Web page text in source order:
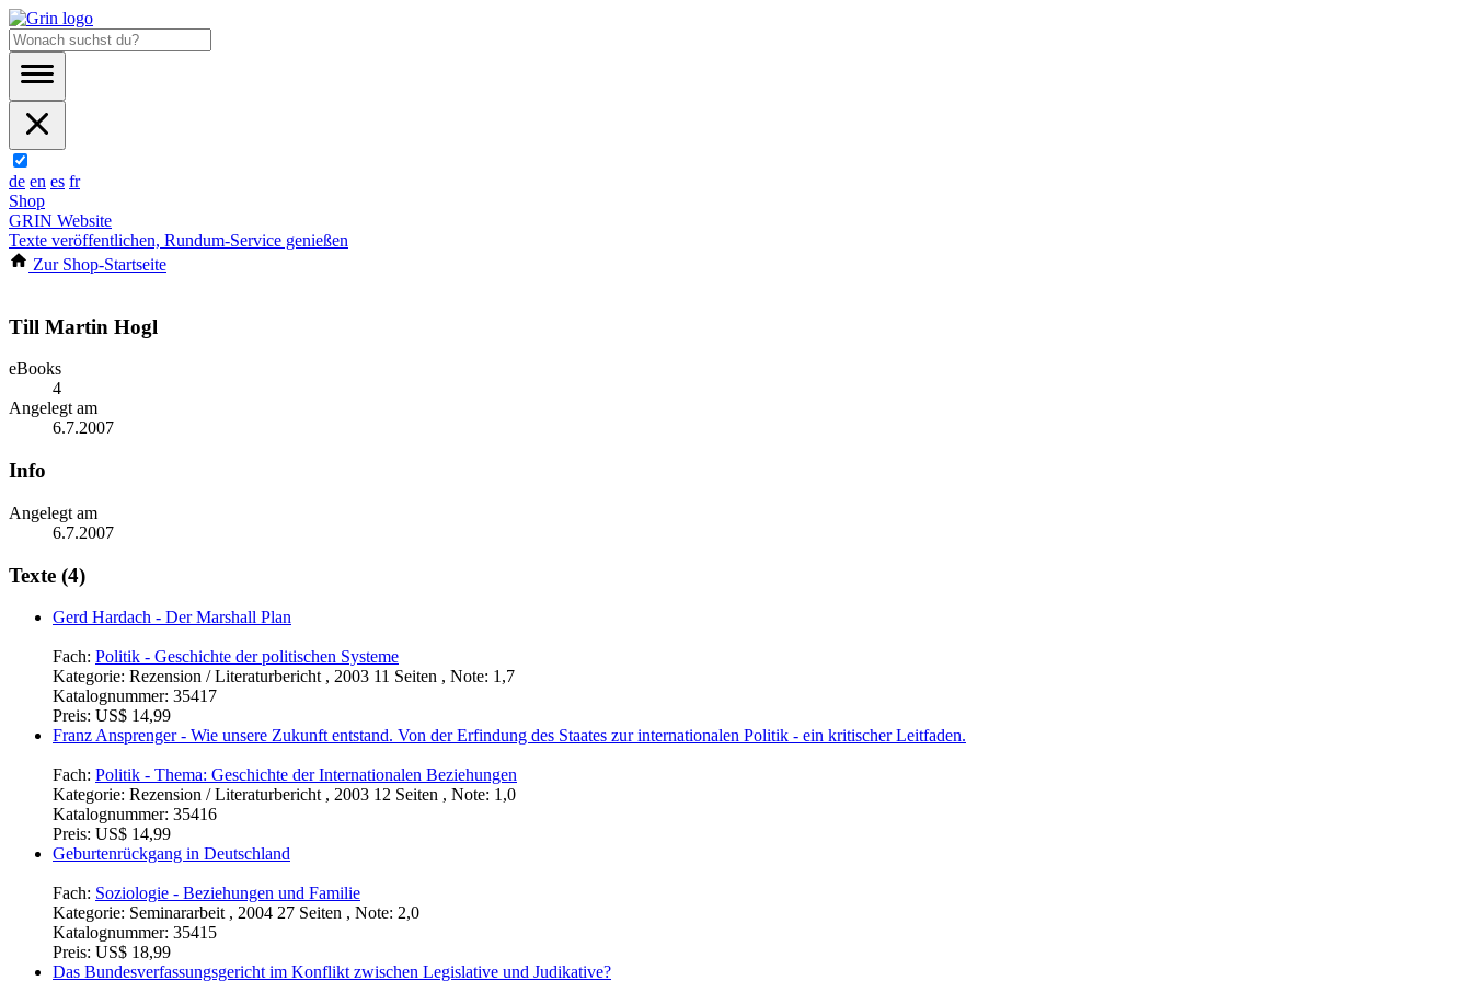
de en es fr
Shop
GRIN Website
Texte veröffentlichen, Rundum-Service genießen
Zur Shop-Startseite
Till Martin Hogl
eBooks
4
Angelegt am
6.7.2007
Info
Angelegt am
6.7.2007
Texte (4)
Gerd Hardach - Der Marshall Plan
Fach: Politik - Geschichte der politischen Systeme
Kategorie: Rezension / Literaturbericht , 2003 11 Seiten , Note: 1,7
Katalognummer: 35417
Preis: US$ 14,99
Franz Ansprenger - Wie unsere Zukunft entstand. Von der Erfindung des Staates zur internationalen Politik - ein kritischer Leitfaden.
Fach: Politik - Thema: Geschichte der Internationalen Beziehungen
Kategorie: Rezension / Literaturbericht , 2003 12 Seiten , Note: 1,0
Katalognummer: 35416
Preis: US$ 14,99
Geburtenrückgang in Deutschland
Fach: Soziologie - Beziehungen und Familie
Kategorie: Seminararbeit , 2004 27 Seiten , Note: 2,0
Katalognummer: 35415
Preis: US$ 18,99
Das Bundesverfassungsgericht im Konflikt zwischen Legislative und Judikative?